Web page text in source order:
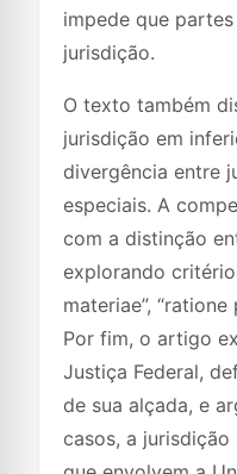
impede que
jurisdição.
O texto também
jurisdição em
divergência entre
especiais. A
com a distinção
explorando
materiae”, “ratione
Por fim, o artigo
Justiça Federal,
de sua alçada, e
casos, a